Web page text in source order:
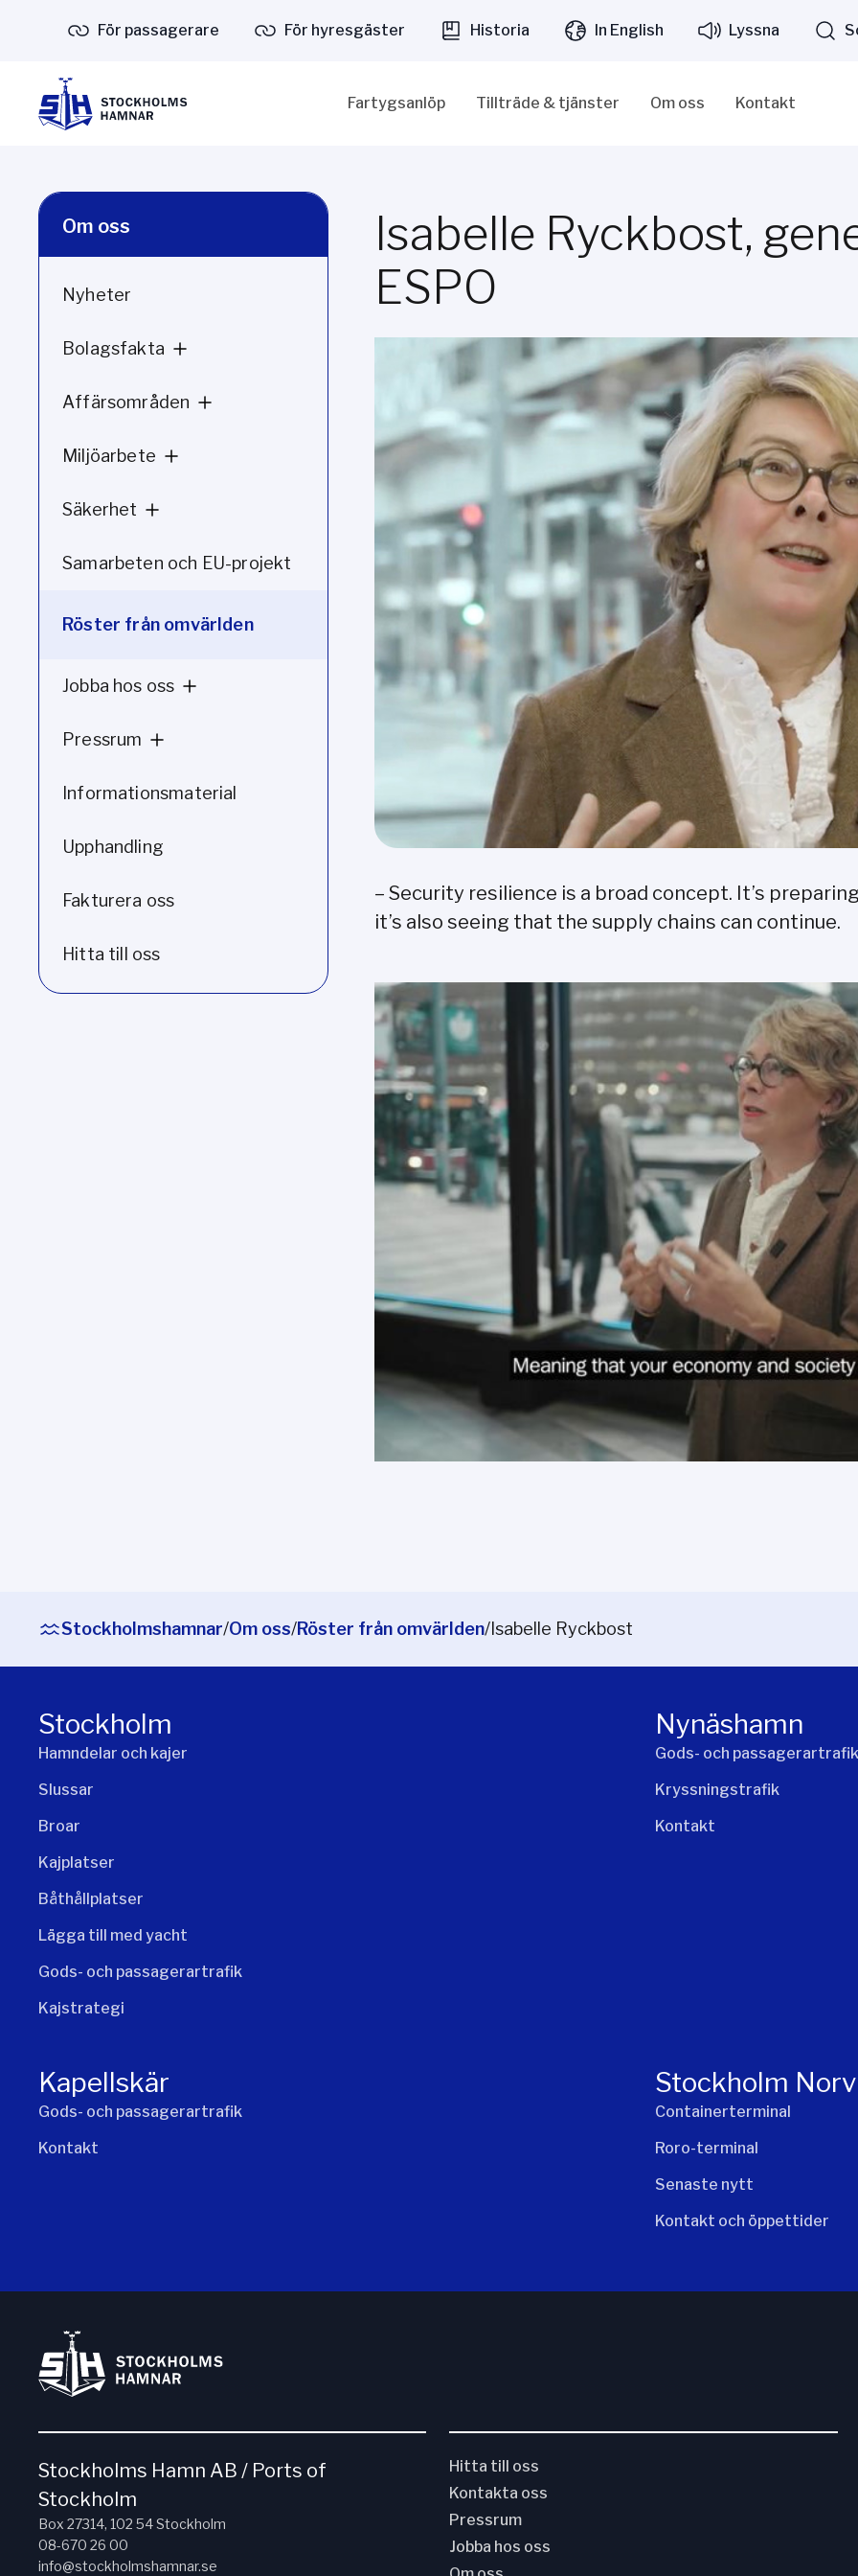
För passagerare För hyresgäster Historia In English Lyssna
Fartygsanlöp Tillträde & tjänster Om oss Kontakt
Om oss
Nyheter
Bolagsfakta
Affärsområden
Miljöarbete
Säkerhet
Samarbeten och EU-projekt
Röster från omvärlden
Jobba hos oss
Pressrum
Informationsmaterial
Upphandling
Fakturera oss
Hitta till oss
Isabelle Ryckbost,
ESPO
– Security resilience is a broad concept. It’s
it’s also seeing that the supply chains can continue.
Stockholmshamnar/Om oss/Röster från omvärlden/ Isabelle Ryckbost
Stockholm
Hamndelar och kajer
Slussar
Broar
Kajplatser
Båthållplatser
Lägga till med yacht
Gods- och passagerartrafik
Kajstrategi
Nynäshamn
Gods- och passagerartrafik
Kryssningstrafik
Kontakt
Kapellskär
Gods- och passagerartrafik
Kontakt
Stockholm
Containerterminal
Roro-terminal
Senaste nytt
Kontakt och öppettider
Stockholms Hamn AB / Ports of
Stockholm
Box 27314, 102 54 Stockholm
08-670 26 00
info@stockholmshamnar.se
Hitta till oss
Kontakta oss
Pressrum
Jobba hos oss